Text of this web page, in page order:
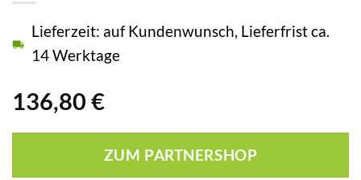
136,80 €
Lieferzeit: auf Kundenwunsch, Lieferfrist ca.
14 Werktage
ZUM PARTNERSHOP